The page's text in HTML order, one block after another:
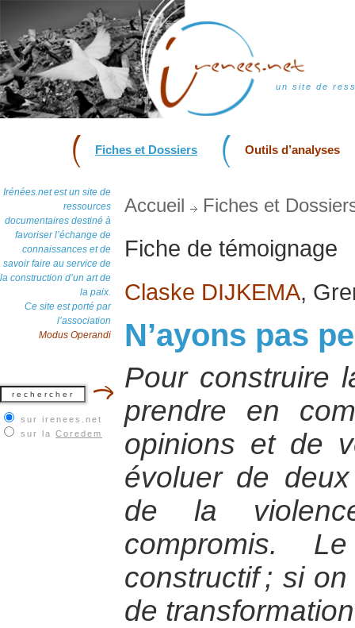
un site de
Fiches et Dossiers Outils d’analyses
Irénées.net est un site de
ressources
documentaires destiné à
favoriser l’échange de
connaissances et de
savoir faire au service de
la construction d’un art de
la paix.
Ce site est porté par
l’association
Modus Operandi
sur irenees.net
sur la Coredem
Accueil Fiches et
Fiche de témoignage
Claske DIJKEMA,
N’ayons pas
Pour construire
prendre en
opinions et de
évoluer de
de la
compromis.
constructif ; si
de